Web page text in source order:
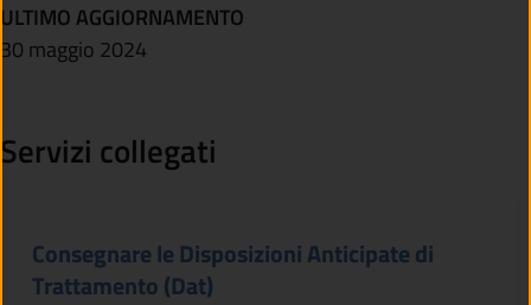
ULTIMO AGGIORNAMENTO
30 maggio 2024
Servizi collegati
Consegnare le Disposizioni Anticipate di
Trattamento (Dat)